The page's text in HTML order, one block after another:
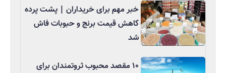
خبر مهم برای خریداران | پشت پرده
کاهش قیمت برنج و حبوبات فاش
شد
۱۰ مقصد محبوب ثروتمندان برای